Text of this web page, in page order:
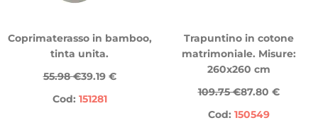
Coprimaterasso in bamboo,
tinta unita.
55.98 €39.19 €
Cod: 151281
Trapuntino in cotone
matrimoniale. Misure:
260x260 cm
109.75 €87.80 €
Cod: 150549